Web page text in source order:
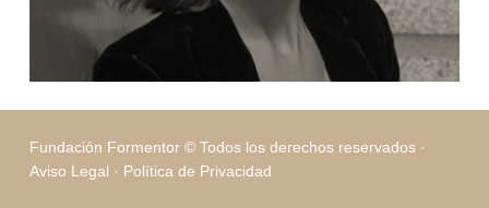
Fundación Formentor © Todos los derechos reservados ·
Aviso Legal · Política de Privacidad